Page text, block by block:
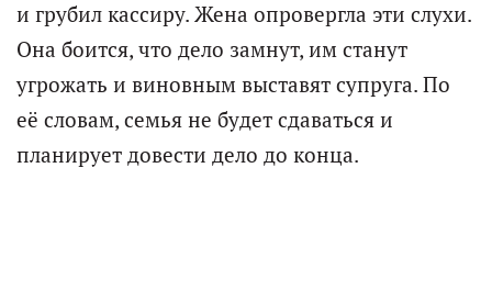
и грубил кассиру. Жена опровергла эти слухи.
Она боится, что дело замнут, им станут
угрожать и виновным выставят супруга. По
её словам, семья не будет сдаваться и
планирует довести дело до конца.